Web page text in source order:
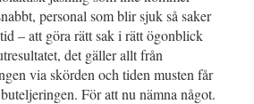
personal som blir sjuk så saker
– att göra rätt sak i rätt ögonblick
det gäller allt från
via skörden och tiden musten får
För att nu nämna något.